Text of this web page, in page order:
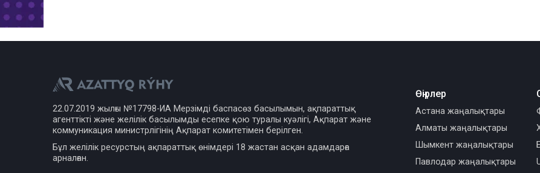
22.07.2019 жылғы №17798-ИА Мерзімді баспасөз басылымын, ақпараттық
агенттікті және желілік басылымды есепке қою туралы куәлігі, Ақпарат және
коммуникация министрлігінің Ақпарат комитетімен берілген.
Бұл желілік ресурстың ақпараттық өнімдері 18 жастан асқан адамдарға
арналған.
Өңірлер
Астана жаңалықтары
Алматы жаңалықтары
Шымкент жаңалықтары
Павлодар жаңалықтары